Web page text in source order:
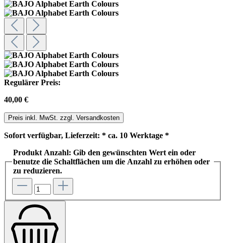
Regulärer Preis:
40,00 €
Preis inkl. MwSt. zzgl. Versandkosten
Sofort verfügbar, Lieferzeit: * ca. 10 Werktage *
Produkt Anzahl: Gib den gewünschten Wert ein oder
benutze die Schaltflächen um die Anzahl zu erhöhen oder
zu reduzieren.